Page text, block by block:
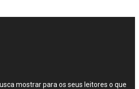
mostrar para os seus leitores o que